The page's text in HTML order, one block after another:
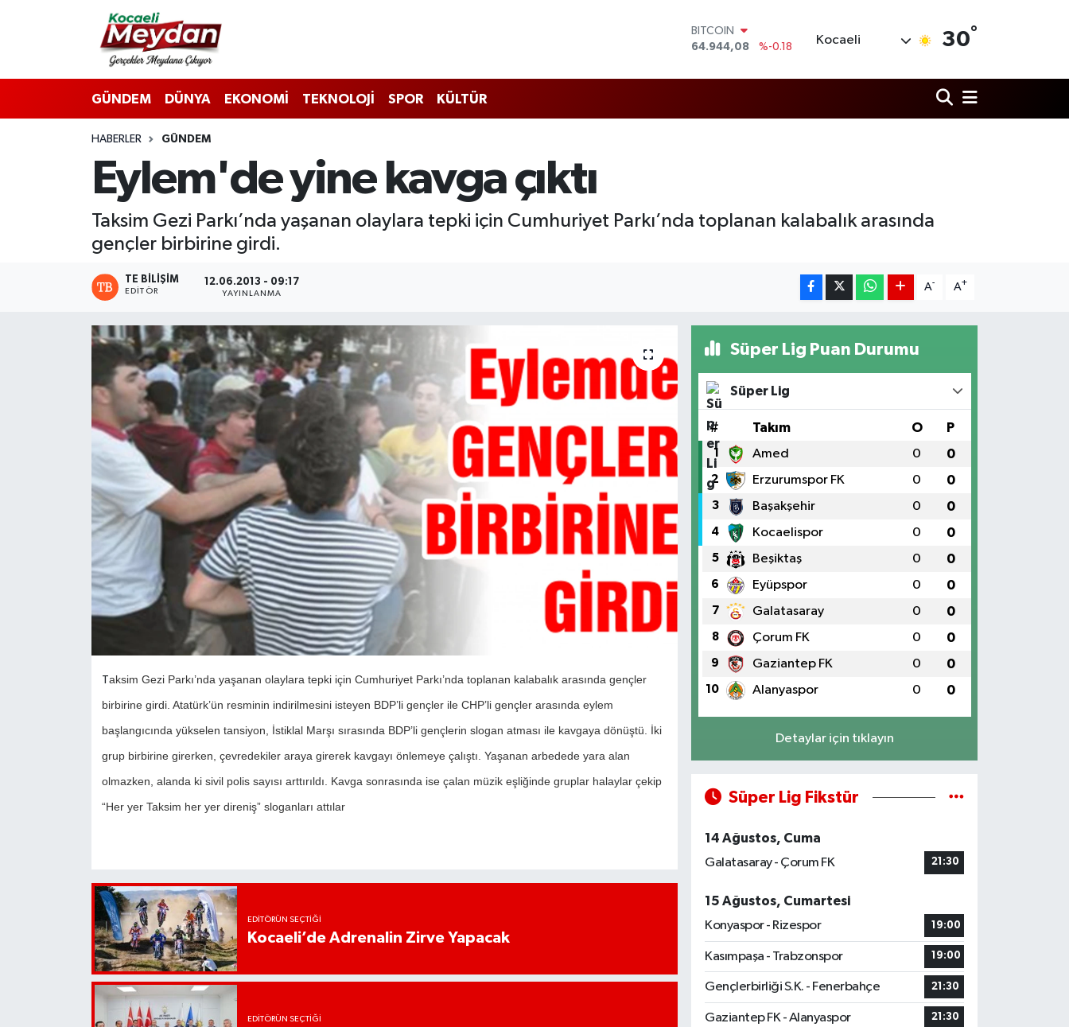
BITCOIN
64.944,08
%-0.18
47,7436
%0.18
Kocaeli 30°
GÜNDEM DÜNYA EKONOMİ TEKNOLOJİ SPOR KÜLTÜR
HABERLER GÜNDEM
Eylem'de yine kavga çıktı
Taksim Gezi Parkı’nda yaşanan olaylara tepki için Cumhuriyet Parkı’nda toplanan kalabalık arasında
gençler birbirine girdi.
TE BILIŞIM
EDITÖR
12.06.2013 - 09:17
YAYINLANMA
A- A+
Taksim Gezi Parkı’nda yaşanan olaylara tepki için Cumhuriyet Parkı’nda toplanan kalabalık arasında gençler
birbirine girdi. Atatürk’ün resminin indirilmesini isteyen BDP’li gençler ile CHP’li gençler arasında eylem
başlangıcında yükselen tansiyon, İstiklal Marşı sırasında BDP’li gençlerin slogan atması ile kavgaya dönüştü. İki
grup birbirine girerken, çevredekiler araya girerek kavgayı önlemeye çalıştı. Yaşanan arbedede yara alan
olmazken, alanda ki sivil polis sayısı arttırıldı. Kavga sonrasında ise çalan müzik eşliğinde gruplar halaylar çekip
“Her yer Taksim her yer direniş” sloganları attılar
EDITÖRÜN SEÇTIĞI
Kocaeli’de Adrenalin Zirve Yapacak
EDITÖRÜN SEÇTIĞI
Süper Lig Puan Durumu
Süper Lig
# Takım O P
1 Amed 0 0
2 Erzurumspor FK 0 0
3 Başakşehir 0 0
4 Kocaelispor 0 0
5 Beşiktaş 0 0
6 Eyüpspor 0 0
7 Galatasaray 0 0
8 Çorum FK 0 0
9 Gaziantep FK 0 0
10 Alanyaspor 0 0
Detaylar için tıklayın
Süper Lig Fikstür
14 Ağustos, Cuma
Galatasaray - Çorum FK
21:30
15 Ağustos, Cumartesi
Konyaspor - Rizespor
19:00
Kasımpaşa - Trabzonspor 19:00
Gençlerbirliği S.K. - Fenerbahçe 21:30
Gaziantep FK - Alanyaspor 21:30
Nöbetçi Eczaneler
Hava Durumu
Trafik Durumu
Süper Lig Puan Durumu ve Fikstür
Tüm Manşetler
Haber Arşivi